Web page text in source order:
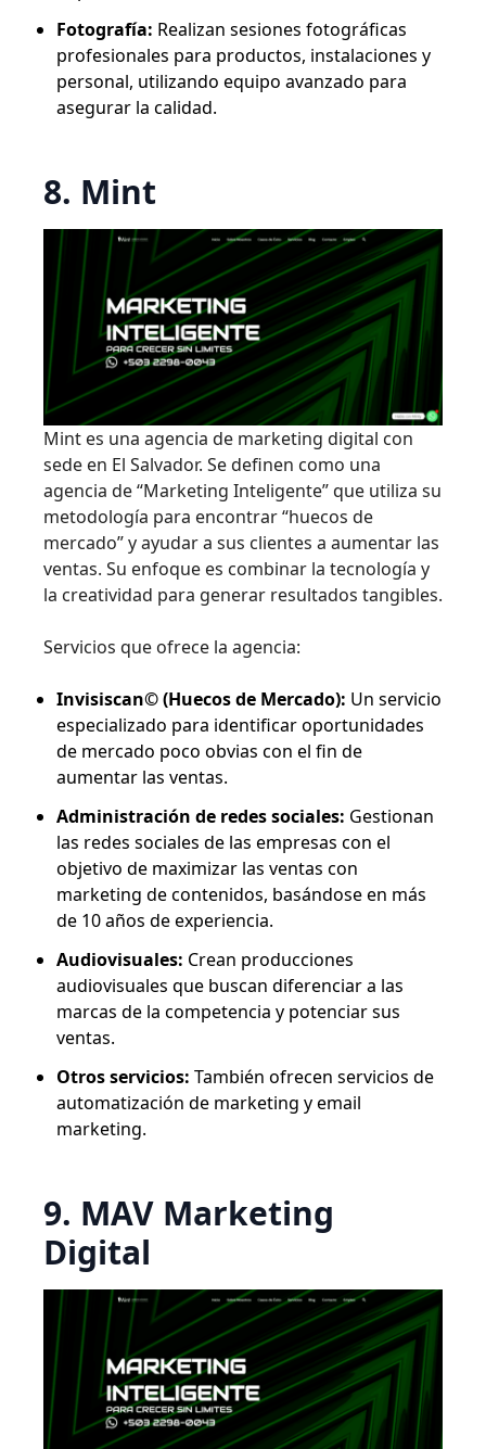
Fotografía: Realizan sesiones fotográficas
profesionales para productos, instalaciones y
personal, utilizando equipo avanzado para
asegurar la calidad.
8. Mint
Mint es una agencia de marketing digital con
sede en El Salvador. Se definen como una
agencia de “Marketing Inteligente” que utiliza su
metodología para encontrar “huecos de
mercado” y ayudar a sus clientes a aumentar las
ventas. Su enfoque es combinar la tecnología y
la creatividad para generar resultados tangibles.
Servicios que ofrece la agencia:
Invisiscan© (Huecos de Mercado): Un servicio
especializado para identificar oportunidades
de mercado poco obvias con el fin de
aumentar las ventas.
Administración de redes sociales: Gestionan
las redes sociales de las empresas con el
objetivo de maximizar las ventas con
marketing de contenidos, basándose en más
de 10 años de experiencia.
Audiovisuales: Crean producciones
audiovisuales que buscan diferenciar a las
marcas de la competencia y potenciar sus
ventas.
Otros servicios: También ofrecen servicios de
automatización de marketing y email
marketing.
9. MAV Marketing
Digital